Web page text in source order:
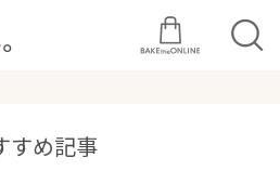
すめ記事